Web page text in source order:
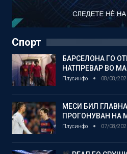
Спорт
БАРСЕЛОНА ГО
НАТПРЕВАР ВО
Плусинфо 08/08/
МЕСИ БИЛ
ПРОГОНУВАН НА
Плусинфо 07/08/